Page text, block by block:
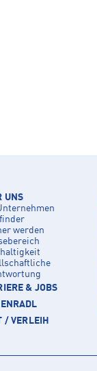
UNS
werden
& JOBS
/ VERLEIH